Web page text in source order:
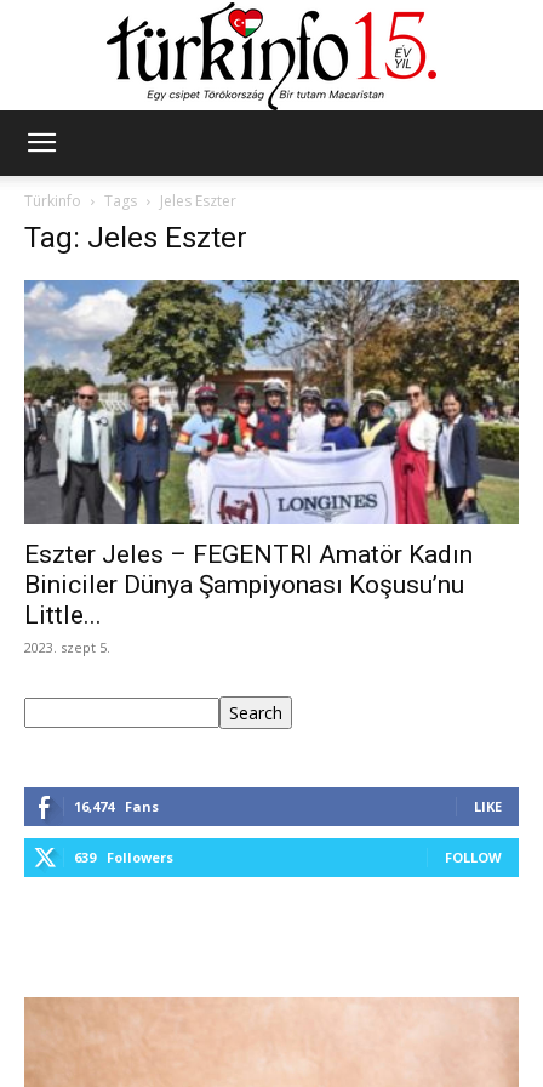
Türkinfo
Tags Jeles Eszter
Tag: Jeles Eszter
Eszter Jeles – FEGENTRI Amatör Kadın
Biniciler Dünya Şampiyonası Koşusu’nu
Little...
2023. szept 5.
Search
16,474 Fans LIKE
639 Followers FOLLOW